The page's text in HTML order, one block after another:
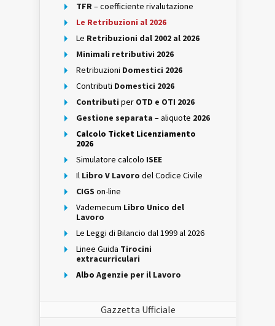
TFR– coefficiente rivalutazione
Le Retribuzioni al 2026
Le Retribuzioni dal 2002 al 2026
Minimali retributivi 2026
Retribuzioni Domestici 2026
Contributi Domestici 2026
Contributi per OTD e OTI 2026
Gestione separata – aliquote 2026
Calcolo Ticket Licenziamento
2026
Simulatore calcolo ISEE
Il Libro V Lavoro del Codice Civile
CIGS on-line
Vademecum Libro Unico del
Lavoro
Le Leggi di Bilancio dal 1999 al 2026
Linee Guida Tirocini
extracurriculari
Albo Agenzie per il Lavoro
Gazzetta Ufficiale